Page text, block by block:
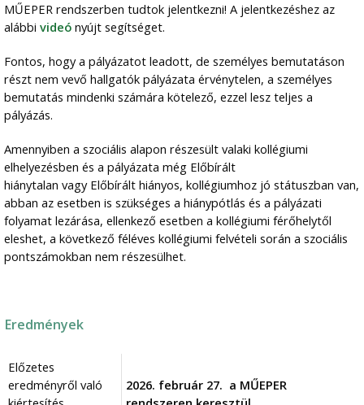
MŰEPER rendszerben tudtok jelentkezni! A jelentkezéshez az
alábbi videó nyújt segítséget.
Fontos, hogy a pályázatot leadott, de személyes bemutatáson
részt nem vevő hallgatók pályázata érvénytelen, a személyes
bemutatás mindenki számára kötelező, ezzel lesz teljes a
pályázás.
Amennyiben a szociális alapon részesült valaki kollégiumi
elhelyezésben és a pályázata még Előbírált
hiánytalan vagy Előbírált hiányos, kollégiumhoz jó státuszban van,
abban az esetben is szükséges a hiánypótlás és a pályázati
folyamat lezárása, ellenkező esetben a kollégiumi férőhelytől
eleshet, a következő féléves kollégiumi felvételi során a szociális
pontszámokban nem részesülhet.
Eredmények
Előzetes
eredményről való
2026. február 27. a MŰEPER